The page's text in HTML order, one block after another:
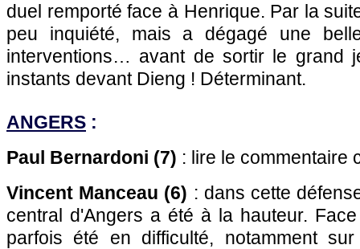
duel remporté face à Henrique. Par la
peu inquiété, mais a dégagé une
interventions… avant de sortir le grand
instants devant Dieng ! Déterminant.
ANGERS :
Paul Bernardoni (7) : lire le commentaire
Vincent Manceau (6) : dans cette
central d'Angers a été à la hauteur.
parfois été en difficulté, notamment